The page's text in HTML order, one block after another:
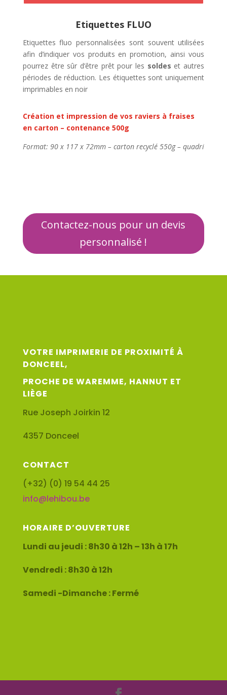
Etiquettes FLUO
Etiquettes fluo personnalisées sont souvent utilisées
afin d’indiquer vos produits en promotion, ainsi vous
pourrez être sûr d’être prêt pour les soldes et autres
périodes de réduction. Les étiquettes sont uniquement
imprimables en noir
Création et impression de vos raviers à fraises
en carton – contenance 500g
Format: 90 x 117 x 72mm – carton recyclé 550g – quadri
Contactez-nous pour un devis
personnalisé !
VOTRE IMPRIMERIE DE PROXIMITÉ À
DONCEEL,
PROCHE DE WAREMME, HANNUT ET
LIÈGE
Rue Joseph Joirkin 12
4357 Donceel
CONTACT
(+32) (0) 19 54 44 25
info@lehibou.be
HORAIRE D’OUVERTURE
Lundi au jeudi : 8h30 à 12h – 13h à 17h
Vendredi : 8h30 à 12h
Samedi -Dimanche : Fermé